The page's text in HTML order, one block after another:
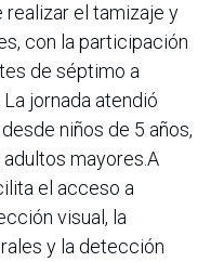
realizar el tamizaje y
con la participación
de séptimo a
jornada atendió
niños de 5 años,
mayores.A
el acceso a
visual, la
y la detección